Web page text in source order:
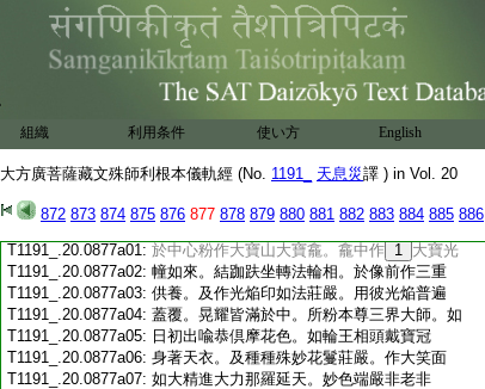
組織 利用条件 使い方 English
大方廣菩薩藏文殊師利根本儀軌經 (No. 1191_ 天息災譯 ) in Vol. 20
872 873 874 875 876 877 878 879 880 881 882 883 884 885 886
T1191_.20.0876c19:西天譯經三藏朝散大夫試鴻臚少卿
T1191_.20.0876c20: 明教大師臣天息災奉 詔譯
T1191_.20.0876c21:大輪明王畫像儀則曼拏羅成就法品
T1191_.20.0876c22:
第十四之餘
妙吉祥我今更説粉壇曼拏羅。可二肘作或
四肘或八肘不越此儀。如前法度求河岸山
T1191_.20.0876c25:頂。及別最上清淨之處。擘畫壇位作四方相
T1191_.20.0876c26: 開四門。四隅四縁方停端正。以五色粉作或
T1191_.20.0876c27:間雜五色。種種色相微妙莊嚴。彼同事人當
T1191_.20.0876c28:須慇懃專注。心無煩惱無罪業行。如法知事
T1191_.20.0876c29:恒誦持者。默然依法起首。若作息災増益。當
T1191_.20.0877a01: 於中心粉作大寶山大寶龕。龕中作 1 大寶光
T1191_.20.0877a02: 幢如來。結跏趺坐轉法輪相。於像前作三重
T1191_.20.0877a03: 供養。及作光焔印如法莊嚴。用彼光焔普遍
T1191_.20.0877a04: 蓋覆。晃耀皆滿於中。所粉本尊三界大師。如
T1191_.20.0877a05: 日初出喩恭倶摩花色。如輪王相頭戴寶冠
T1191_.20.0877a06: 身著天衣。及種種殊妙花鬘莊嚴。作大笑面
T1191_.20.0877a07: 如大精進大力那羅延天。妙色端嚴非老非